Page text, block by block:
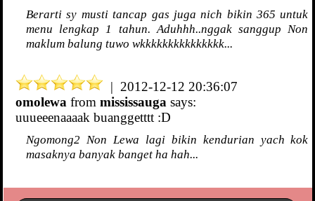
Berarti sy musti tancap gas juga nich bikin 365 untuk
menu lengkap 1 tahun. Aduhhh..nggak sanggup Non
maklum balung tuwo wkkkkkkkkkkkkkkk...
| 2012-12-12 20:36:07
omolewa from mississauga says:
uuueeenaaaak buanggetttt :D
Ngomong2 Non Lewa lagi bikin kendurian yach kok
masaknya banyak banget ha hah...